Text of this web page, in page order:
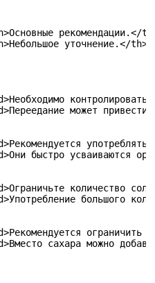
рекомендации.</
уточнение.</th>
контролировать
может
употреблять
быстро усваиваются
количество
большого
ограничить
сахара можно